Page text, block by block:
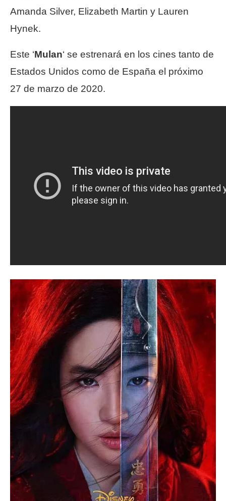
Amanda Silver, Elizabeth Martin y Lauren
Hynek.
Este ‘Mulan‘ se estrenará en los cines tanto de
Estados Unidos como de España el próximo
27 de marzo de 2020.